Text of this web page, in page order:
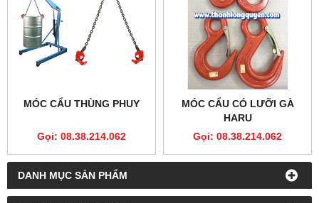
DANH MỤC SẢN PHẨM
MÓC CẨU THÙNG PHUY
Gọi: 08.38.214.062
MÓC CẨU CÓ LƯỠI GÀ
HARU
Gọi: 08.38.214.062